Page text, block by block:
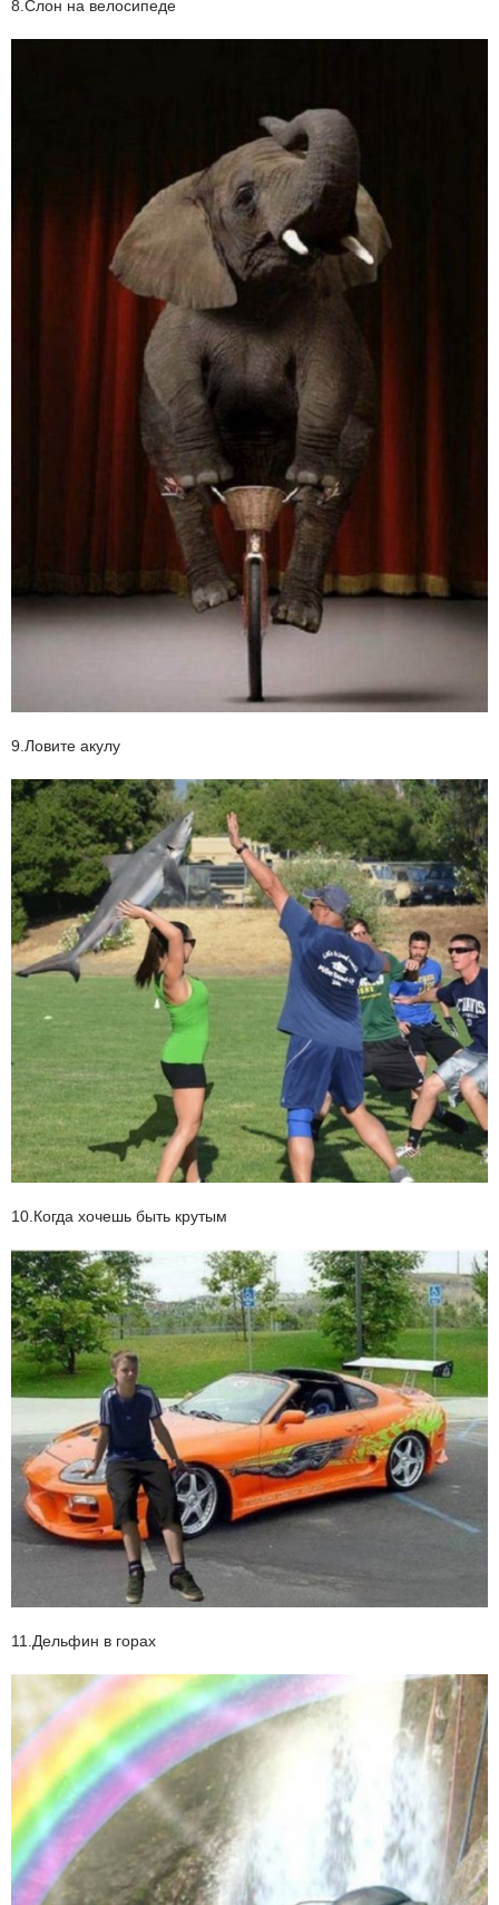
8.Слон на велосипеде
9.Ловите акулу
10.Когда хочешь быть крутым
11.Дельфин в горах